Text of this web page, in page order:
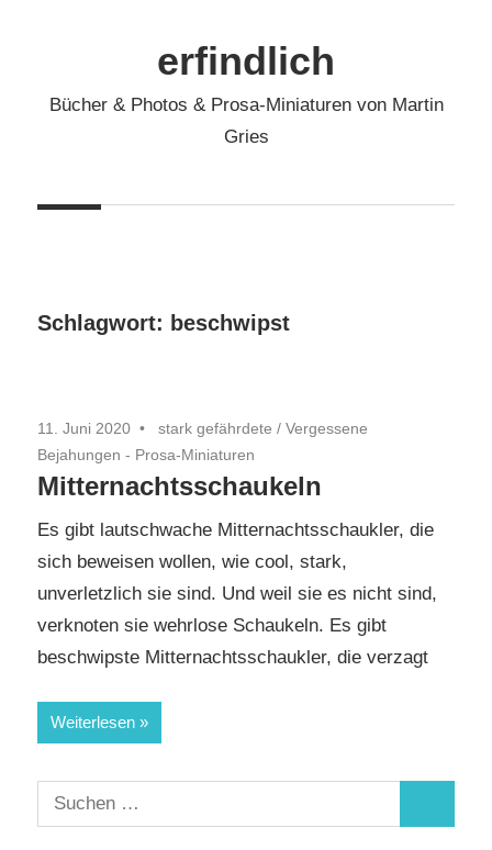
erfindlich
Bücher & Photos & Prosa-Miniaturen von Martin
Gries
Schlagwort: beschwipst
11. Juni 2020 stark gefährdete / Vergessene
Bejahungen - Prosa-Miniaturen
Mitternachtsschaukeln
Es gibt lautschwache Mitternachtsschaukler, die
sich beweisen wollen, wie cool, stark,
unverletzlich sie sind. Und weil sie es nicht sind,
verknoten sie wehrlose Schaukeln. Es gibt
beschwipste Mitternachtsschaukler, die verzagt
Weiterlesen
Suchen
nach: